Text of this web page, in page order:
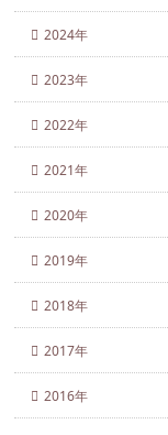
2024年
2023年
2022年
2021年
2020年
2019年
2018年
2017年
2016年